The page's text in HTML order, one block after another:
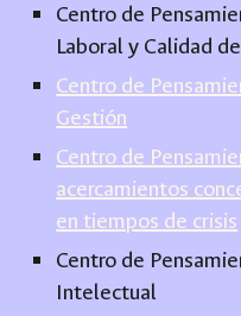
Centro de
Laboral y Calidad
Centro de
Gestión
Centro de
acercamientos
en tiempos de crisis
Centro de
Intelectual